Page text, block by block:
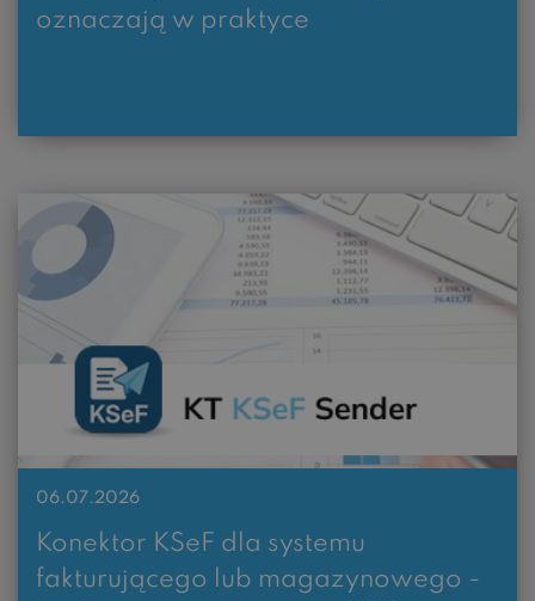
oznaczają w praktyce
06.07.2026
Konektor KSeF dla systemu
fakturującego lub magazynowego -